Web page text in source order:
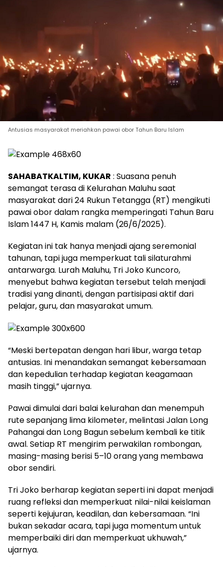
Antusias masyarakat meriahkan pawai obor Tahun Baru Islam
SAHABATKALTIM, KUKAR : Suasana penuh
semangat terasa di Kelurahan Maluhu saat
masyarakat dari 24 Rukun Tetangga (RT) mengikuti
pawai obor dalam rangka memperingati Tahun Baru
Islam 1447 H, Kamis malam (26/6/2025).
Kegiatan ini tak hanya menjadi ajang seremonial
tahunan, tapi juga memperkuat tali silaturahmi
antarwarga. Lurah Maluhu, Tri Joko Kuncoro,
menyebut bahwa kegiatan tersebut telah menjadi
tradisi yang dinanti, dengan partisipasi aktif dari
pelajar, guru, dan masyarakat umum.
“Meski bertepatan dengan hari libur, warga tetap
antusias. Ini menandakan semangat kebersamaan
dan kepedulian terhadap kegiatan keagamaan
masih tinggi,” ujarnya.
Pawai dimulai dari balai kelurahan dan menempuh
rute sepanjang lima kilometer, melintasi Jalan Long
Pahangai dan Long Bagun sebelum kembali ke titik
awal. Setiap RT mengirim perwakilan rombongan,
masing-masing berisi 5–10 orang yang membawa
obor sendiri.
Tri Joko berharap kegiatan seperti ini dapat menjadi
ruang refleksi dan memperkuat nilai-nilai keislaman
seperti kejujuran, keadilan, dan kebersamaan. “Ini
bukan sekadar acara, tapi juga momentum untuk
memperbaiki diri dan memperkuat ukhuwah,”
ujarnya.